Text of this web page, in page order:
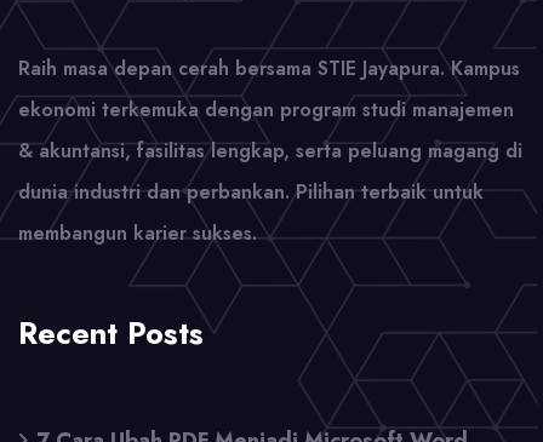
Raih masa depan cerah bersama STIE Jayapura. Kampus
ekonomi terkemuka dengan program studi manajemen
& akuntansi, fasilitas lengkap, serta peluang magang di
dunia industri dan perbankan. Pilihan terbaik untuk
membangun karier sukses.
Recent Posts